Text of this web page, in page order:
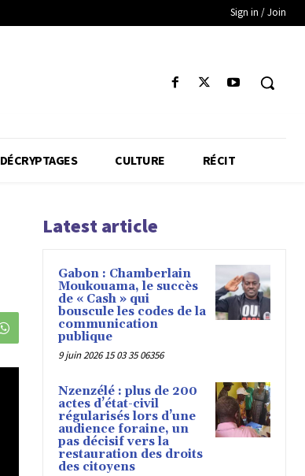
Sign in / Join
DÉCRYPTAGES CULTURE RÉCIT
Latest article
Gabon : Chamberlain
Moukouama, le succès
de « Cash » qui
bouscule les codes de la
communication
publique
9 juin 2026 15 03 35 06356
Nzenzélé : plus de 200
actes d’état-civil
régularisés lors d’une
audience foraine, un
pas décisif vers la
restauration des droits
des citoyens